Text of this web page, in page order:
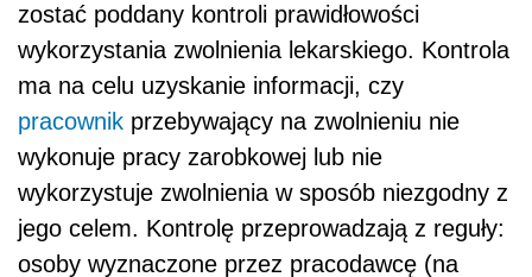
zostać poddany kontroli prawidłowości
wykorzystania zwolnienia lekarskiego. Kontrola
ma na celu uzyskanie informacji, czy
pracownik przebywający na zwolnieniu nie
wykonuje pracy zarobkowej lub nie
wykorzystuje zwolnienia w sposób niezgodny z
jego celem. Kontrolę przeprowadzają z reguły:
osoby wyznaczone przez pracodawcę (na